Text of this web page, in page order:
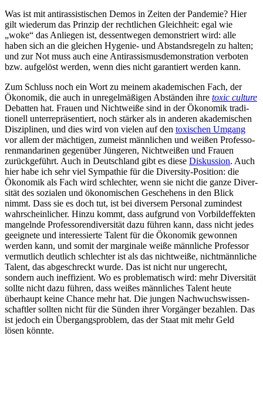
Was ist mit antiras­sis­ti­schen Demos in Zeiten der Pandemie? Hier
gilt wiederum das Prinzip der recht­lichen Gleichheit: egal wie
„woke“ das Anliegen ist, dessent­wegen demons­triert wird: alle
haben sich an die gleichen Hygenie- und Abstands­regeln zu halten;
und zur Not muss auch eine Antiras­sis­mus­de­mons­tration verboten
bzw. aufgelöst werden, wenn dies nicht garan­tiert werden kann.
Zum Schluss noch ein Wort zu meinem akade­mi­schen Fach, der
Ökonomik, die auch in unregel­mä­ßigen Abständen ihre toxic culture
Debatten hat. Frauen und Nicht­weiße sind in der Ökonomik tradi­
tionell unter­re­prä­sen­tiert, noch stärker als in anderen akade­mi­schen
Diszi­plinen, und dies wird von vielen auf den toxischen Umgang
vor allem der mächtigen, zumeist männlichen und weißen Profes­so­
ren­man­da­rinen gegenüber Jüngeren, Nicht­weißen und Frauen
zurück­ge­führt. Auch in Deutschland gibt es diese Diskussion. Auch
hier habe ich sehr viel Sympathie für die Diversity-Position: die
Ökonomik als Fach wird schlechter, wenn sie nicht die ganze Diver­
sität des sozialen und ökono­mi­schen Geschehens in den Blick
nimmt. Dass sie es doch tut, ist bei diversem Personal zumindest
wahrschein­licher. Hinzu kommt, dass aufgrund von Vorbild­ef­fekten
mangelnde Profes­so­ren­di­ver­sität dazu führen kann, dass nicht jedes
geeignete und inter­es­sierte Talent für die Ökonomik gewonnen
werden kann, und somit der marginale weiße männliche Professor
vermutlich deutlich schlechter ist als das nicht­weiße, nicht­männ­liche
Talent, das abgeschreckt wurde. Das ist nicht nur ungerecht,
sondern auch ineffi­zient. Wo es proble­ma­tisch wird: mehr Diver­sität
sollte nicht dazu führen, dass weißes männliches Talent heute
überhaupt keine Chance mehr hat. Die jungen Nachwuchs­wis­sen­
schaftler sollten nicht für die Sünden ihrer Vorgänger bezahlen. Das
ist jedoch ein Übergangs­problem, das der Staat mit mehr Geld
lösen könnte.